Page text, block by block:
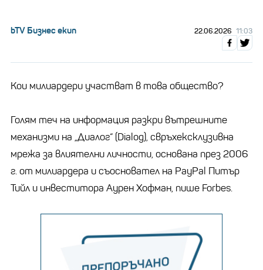
bTV Бизнес екип 22.06.2026 11:03
Кои милиардери участват в това общество?
Голям теч на информация разкри вътрешните
механизми на „Диалог“ (Dialog), свръхексклузивна
мрежа за влиятелни личности, основана през 2006
г. от милиардера и съосновател на PayPal Питър
Тийл и инвеститора Аурен Хофман, пише Forbes.